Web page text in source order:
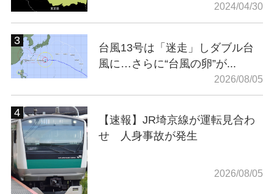
2024/04/30
台風13号は「迷走」しダブル台
風に…さらに“台風の卵”が...
2026/08/05
【速報】JR埼京線が運転見合わ
せ 人身事故が発生
2026/08/05